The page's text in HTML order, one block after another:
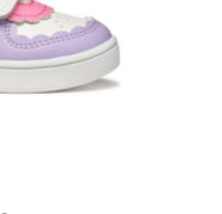
Bambino